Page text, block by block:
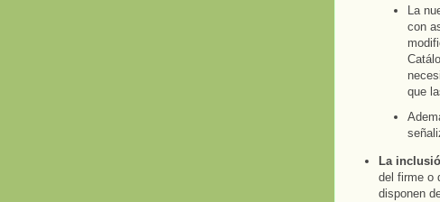
La
con
que
La
del firme o
disponen